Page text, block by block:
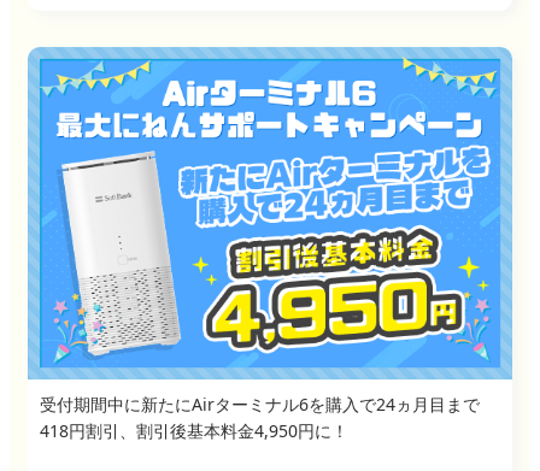
受付期間中に新たにAirターミナル6を購入で24ヵ月目まで
418円割引、割引後基本料金4,950円に！